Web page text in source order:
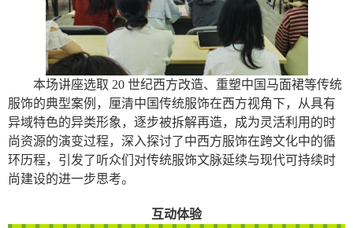
本场讲座选取 20世纪西方改造、重塑中国马面裙等传统
服饰的典型案例，厘清中国传统服饰在西方视角下，从具有
异域特色的异类形象，逐步被拆解再造，成为灵活利用的时
尚资源的演变过程，深入探讨了中西方服饰在跨文化中的循
环历程，引发了听众们对传统服饰文脉延续与现代可持续时
尚建设的进一步思考。
互动体验